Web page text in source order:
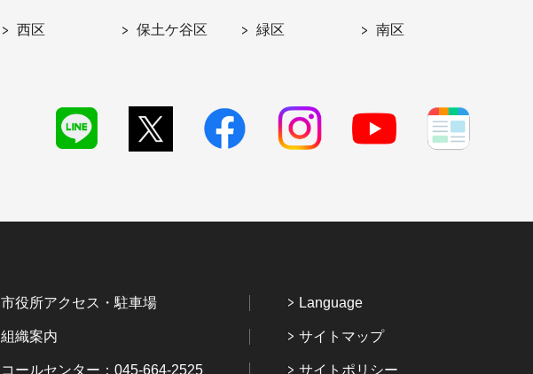
西区 保土ケ谷区 緑区 南区
市役所アクセス・駐車場
組織案内
コールセンター：045-664-2525
Language
サイトマップ
サイトポリシー